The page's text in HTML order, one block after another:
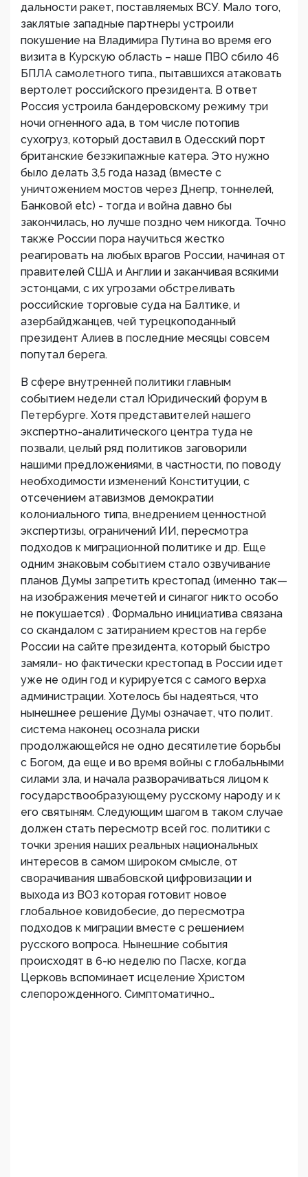
дальности ракет, поставляемых ВСУ. Мало того,
заклятые западные партнеры устроили
покушение на Владимира Путина во время его
визита в Курскую область – наше ПВО сбило 46
БПЛА самолетного типа., пытавшихся атаковать
вертолет российского президента. В ответ
Россия устроила бандеровскому режиму три
ночи огненного ада, в том числе потопив
сухогруз, который доставил в Одесский порт
британские безэкипажные катера. Это нужно
было делать 3,5 года назад (вместе с
уничтожением мостов через Днепр, тоннелей,
Банковой etc) - тогда и война давно бы
закончилась, но лучше поздно чем никогда. Точно
также России пора научиться жестко
реагировать на любых врагов России, начиная от
правителей США и Англии и заканчивая всякими
эстонцами, с их угрозами обстреливать
российские торговые суда на Балтике, и
азербайджанцев, чей турецкоподанный
президент Алиев в последние месяцы совсем
попутал берега.
В сфере внутренней политики главным
событием недели стал Юридический форум в
Петербурге. Хотя представителей нашего
экспертно-аналитического центра туда не
позвали, целый ряд политиков заговорили
нашими предложениями, в частности, по поводу
необходимости изменений Конституции, с
отсечением атавизмов демократии
колониального типа, внедрением ценностной
экспертизы, ограничений ИИ, пересмотра
подходов к миграционной политике и др. Еще
одним знаковым событием стало озвучивание
планов Думы запретить крестопад (именно так—
на изображения мечетей и синагог никто особо
не покушается) . Формально инициатива связана
со скандалом с затиранием крестов на гербе
России на сайте президента, который быстро
замяли- но фактически крестопад в России идет
уже не один год и курируется с самого верха
администрации. Хотелось бы надеяться, что
нынешнее решение Думы означает, что полит.
система наконец осознала риски
продолжающейся не одно десятилетие борьбы
с Богом, да еще и во время войны с глобальными
силами зла, и начала разворачиваться лицом к
государствообразующему русскому народу и к
его святыням. Следующим шагом в таком случае
должен стать пересмотр всей гос. политики с
точки зрения наших реальных национальных
интересов в самом широком смысле, от
сворачивания швабовской цифровизации и
выхода из ВОЗ которая готовит новое
глобальное ковидобесие, до пересмотра
подходов к миграции вместе с решением
русского вопроса. Нынешние события
происходят в 6-ю неделю по Пасхе, когда
Церковь вспоминает исцеление Христом
слепорожденного. Симптоматично…